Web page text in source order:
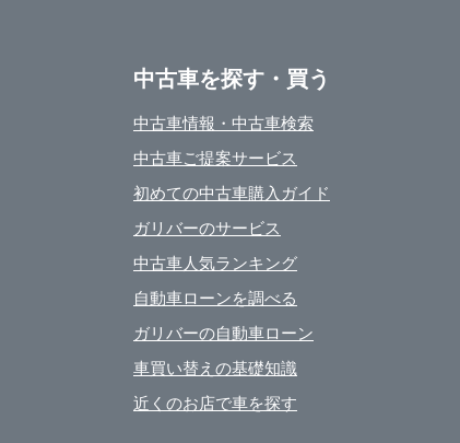
中古車を探す・買う
中古車情報・中古車検索
中古車ご提案サービス
初めての中古車購入ガイド
ガリバーのサービス
中古車人気ランキング
自動車ローンを調べる
ガリバーの自動車ローン
車買い替えの基礎知識
近くのお店で車を探す